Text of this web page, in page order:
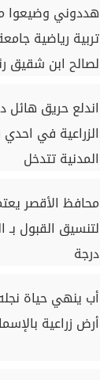
هددوني وضيعوا
تربية رياضية
لصالح ابن شقيق
اندلع حريق هائل
الزراعية في احدي
المدنية تتدخل
محافظ الأقصر
درجة
أب ينهي حياة
أرض زراعية